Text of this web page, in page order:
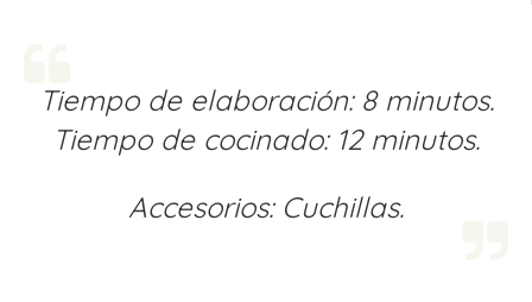
Tiempo de elaboración: 8 minutos.
Tiempo de cocinado: 12 minutos.
Accesorios: Cuchillas.